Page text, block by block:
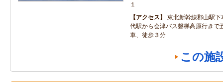
１
アクセス
東北新幹線郡山駅
代駅から会津バス磐梯高原行きで
車、徒歩３分
この施